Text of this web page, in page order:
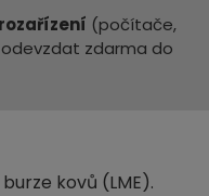
(počítače,
zdarma do
kovů (LME).